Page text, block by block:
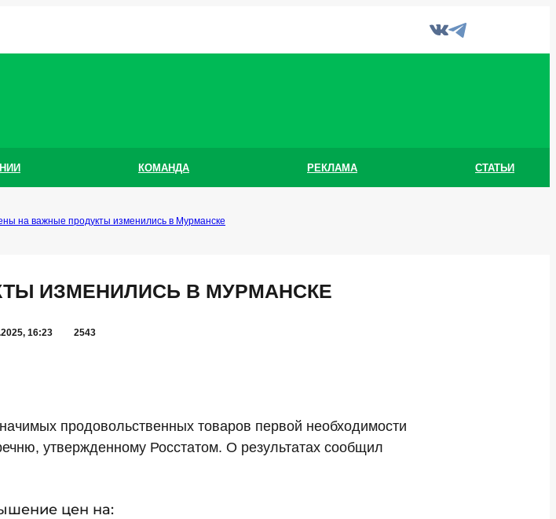
КОМАНДА РЕКЛАМА СТАТЬИ
на важные продукты изменились в Мурманске
ИЗМЕНИЛИСЬ В МУРМАНСКЕ
16:23 2543
продовольственных товаров первой необходимости
утвержденному Росстатом. О результатах сообщил
цен на: